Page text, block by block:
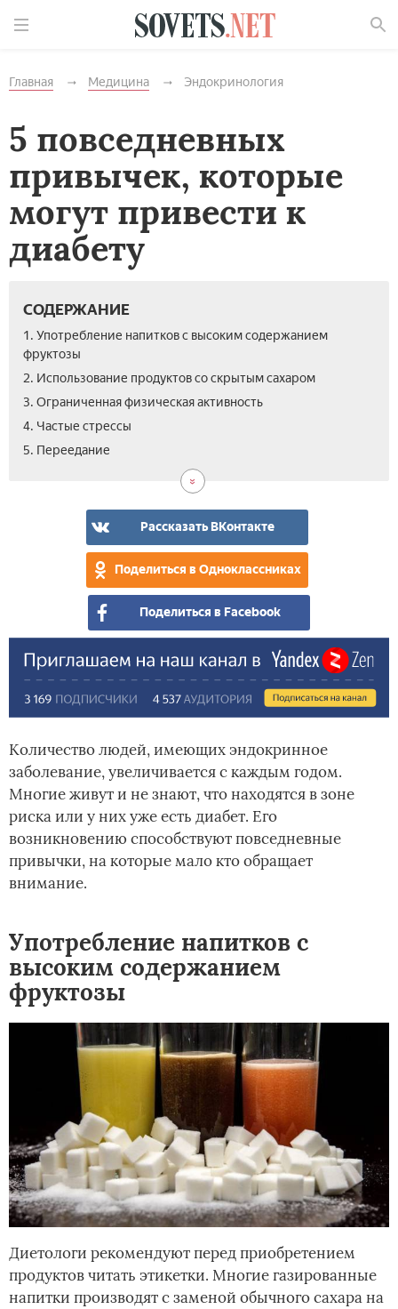
Главная Медицина Эндокринология
5 повседневных
привычек, которые
могут привести к
диабету
СОДЕРЖАНИЕ
1. Употребление напитков с высоким содержанием
фруктозы
2. Использование продуктов со скрытым сахаром
3. Ограниченная физическая активность
4. Частые стрессы
5. Переедание
Рассказать ВКонтакте
Поделиться в Одноклассниках
Поделиться в Facebook
Количество людей, имеющих эндокринное
заболевание, увеличивается с каждым годом.
Многие живут и не знают, что находятся в зоне
риска или у них уже есть диабет. Его
возникновению способствуют повседневные
привычки, на которые мало кто обращает
внимание.
Употребление напитков с
высоким содержанием
фруктозы
Диетологи рекомендуют перед приобретением
продуктов читать этикетки. Многие газированные
напитки производят с заменой обычного сахара на